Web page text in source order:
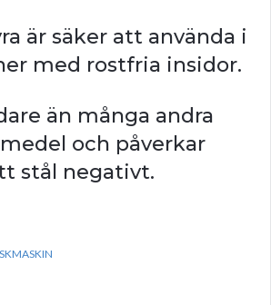
är säker att använda i
med rostfria insidor.
än många andra
och påverkar
stål negativt.